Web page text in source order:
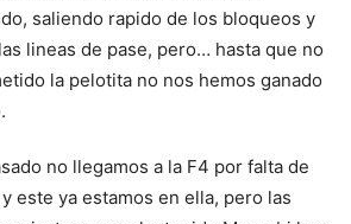
saliendo rapido de los bloqueos y
lineas de pase, pero… hasta que no
la pelotita no nos hemos ganado
no llegamos a la F4 por falta de
este ya estamos en ella, pero las